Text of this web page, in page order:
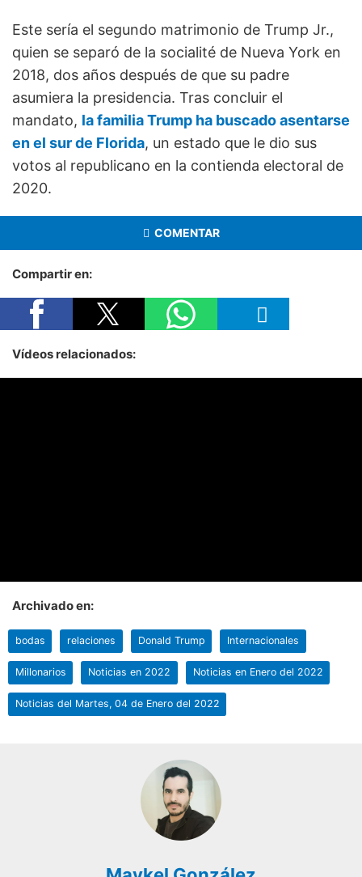
Este sería el segundo matrimonio de Trump Jr.,
quien se separó de la socialité de Nueva York en
2018, dos años después de que su padre
asumiera la presidencia. Tras concluir el
mandato, la familia Trump ha buscado asentarse
en el sur de Florida, un estado que le dio sus
votos al republicano en la contienda electoral de
2020.
COMENTAR
Compartir en:
Vídeos relacionados:
Archivado en:
bodas relaciones Donald Trump Internacionales
Millonarios Noticias en 2022 Noticias en Enero del 2022
Noticias del Martes, 04 de Enero del 2022